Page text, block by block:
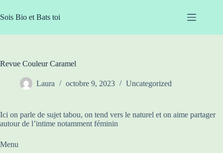
au
contenu
Sois Bio et Bats toi
Revue Couleur Caramel
Laura octobre 9, 2023 Uncategorized
Ici on parle de sujet tabou, on tend vers le naturel et on aime partager
autour de l’intime notamment féminin
Menu